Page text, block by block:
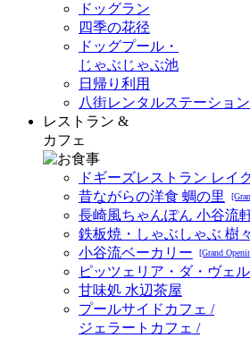
ドッグラン
四季の花径
ドッグプール・
じゃぶじゃぶ池
日帰り利用
八街レンタルステーション
レストラン &
カフェ
ドギーズレストラン レイ
昔ながらの洋食 蜩の里
長崎風ちゃんぽん 小谷流
鉄板焼・しゃぶしゃぶ 樹
小谷流ベーカリー
[Grand
ピッツェリア・ダ・ヴェ
甘味処 水辺茶屋
プールサイドカフェ /
ジェラートカフェ /